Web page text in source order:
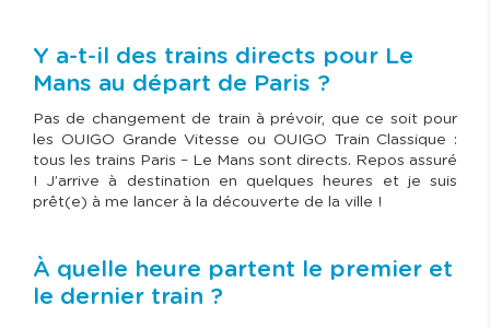
Y a-t-il des trains directs pour Le
Mans au départ de Paris ?
Pas de changement de train à prévoir, que ce soit pour
les OUIGO Grande Vitesse ou OUIGO Train Classique :
tous les trains Paris – Le Mans sont directs. Repos assuré
! J’arrive à destination en quelques heures et je suis
prêt(e) à me lancer à la découverte de la ville !
À quelle heure partent le premier et
le dernier train ?